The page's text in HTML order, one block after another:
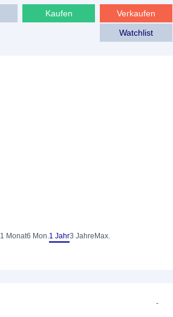
Verkaufen
Kaufen
Watchlist
1 Monat6 Mon.1 Jahr3 Jahre Max.
-